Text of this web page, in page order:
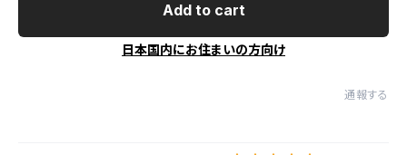
Add to cart
日本国内にお住まいの方向け
通報する